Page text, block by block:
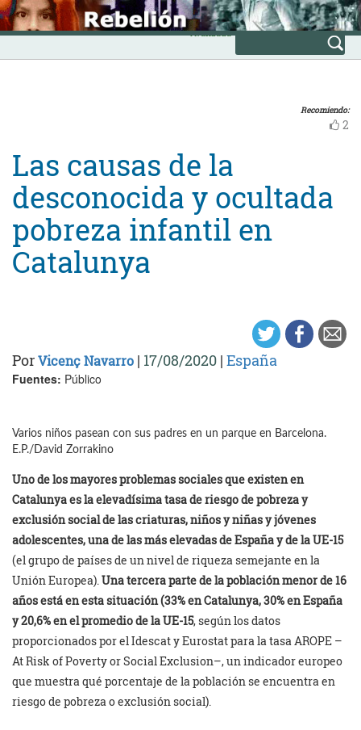
Skip
to
content
INICIO
Avanzada
Recomiendo:
2
Las causas de la
desconocida y ocultada
pobreza infantil en
Catalunya
PorVicenç Navarro | 17/08/2020 | España
Fuentes: Público
Varios niños pasean con sus padres en un parque en Barcelona.
E.P./David Zorrakino
Uno de los mayores problemas sociales que existen en
Catalunya es la elevadísima tasa de riesgo de pobreza y
exclusión social de las criaturas, niños y niñas y jóvenes
adolescentes, una de las más elevadas de España y de la UE-15
(el grupo de países de un nivel de riqueza semejante en la
Unión Europea).Una tercera parte de la población menor de 16
años está en esta situación (33% en Catalunya, 30% en España
y 20,6% en el promedio de la UE-15, según los datos
proporcionados por el Idescat y Eurostat para la tasa AROPE –
At Risk of Poverty or Social Exclusion–, un indicador europeo
que muestra qué porcentaje de la población se encuentra en
riesgo de pobreza o exclusión social).